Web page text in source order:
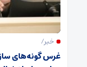
خبر/
غرس گونه‌های